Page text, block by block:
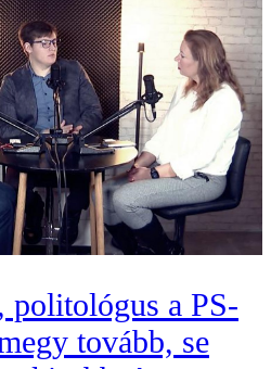
politológus a PS-
tovább, se